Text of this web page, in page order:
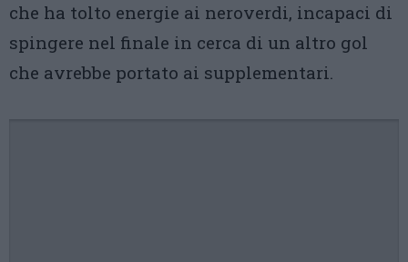
che ha tolto energie ai neroverdi, incapaci di
spingere nel finale in cerca di un altro gol
che avrebbe portato ai supplementari.